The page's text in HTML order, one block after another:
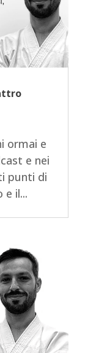
ormai e
e nei
punti di
il...